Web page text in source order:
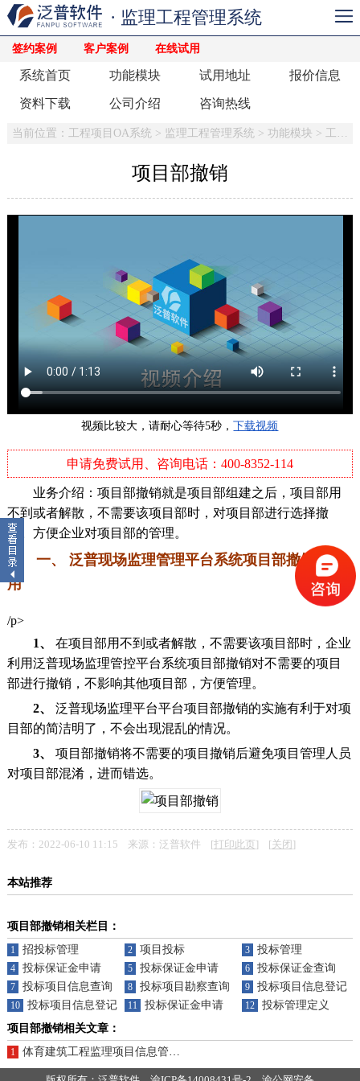
签约案例 客户案例 在线试用
· 监理工程管理系统
系统首页 功能模块 试用地址 报价信息
资料下载 公司介绍 咨询热线
表
）
当前位置： 工程项目OA系统 > 监理工程管理系统 > 功能模块 >
项目部撤销
视频比较大，请耐心等待5秒，下载视频
申请免费试用、咨询电话：400-8352-114
业务介绍：项目部撤销就是项目部组建之后，项目部用
不到或者解散，不需要该项目部时，对项目部进行选择撤
销。方便企业对项目部的管理。
一、 泛普现场监理管理平台系统项目部撤销的作
用
/p>
1、
在项目部用不到或者解散，不需要该项目部时，企业
利用泛普现场监理管控平台系统项目部撤销对不需要的项目
部进行撤销，不影响其他项目部，方便管理。
2、 泛普现场监理平台平台项目部撤销的实施有利于对项
目部的简洁明了，不会出现混乱的情况。
3、
项目部撤销将不需要的项目撤销后避免项目管理人员
对项目部混淆，进而错选。
发布：2022-06-10 11:15 来源：泛普软件 [打印此页] [关闭 ]
本站推荐
项目部撤销相关栏目：
1 招投标管理 2 项目投标 3 投标管理
4 投标保证金申请 5 投标保证金申请 6 投标保证金查询
7 投标项目信息查询 8 投标项目勘察查询 9 投标项目信息登记
10 投标项目信息登记 11 投标保证金申请 12
投标管理定义
项目部撤销相关文章：
1 体育建筑工程监理项目信息管理系统